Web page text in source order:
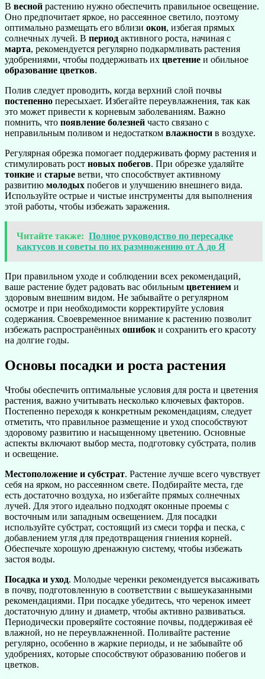
В весной растению нужно обеспечить правильное освещение.
Оно предпочитает яркое, но рассеянное светило, поэтому
оптимально размещать его вблизи окон, избегая прямых
солнечных лучей. В период активного роста, начиная с
марта, рекомендуется регулярно подкармливать растения
удобрениями, чтобы поддерживать их цветение и обильное
образование цветков.
Полив следует проводить, когда верхний слой почвы
постепенно пересыхает. Избегайте переувлажнения, так как
это может привести к корневым заболеваниям. Важно
помнить, что появление болезней часто связано с
неправильным поливом и недостатком влажности в воздухе.
Регулярная обрезка помогает поддерживать форму растения и
стимулировать рост новых побегов. При обрезке удаляйте
тонкие и старые ветви, что способствует активному
развитию молодых побегов и улучшению внешнего вида.
Используйте острые и чистые инструменты для выполнения
этой работы, чтобы избежать заражения.
Читайте также: Полное руководство по пересадке
кактусов и советы по их размножению от А до Я
При правильном уходе и соблюдении всех рекомендаций,
ваше растение будет радовать вас обильным цветением и
здоровым внешним видом. Не забывайте о регулярном
осмотре и при необходимости корректируйте условия
содержания. Своевременное внимание к растению позволит
избежать распространённых ошибок и сохранить его красоту
на долгие годы.
Основы посадки и роста растения
Чтобы обеспечить оптимальные условия для роста и цветения
растения, важно учитывать несколько ключевых факторов.
Постепенно переходя к конкретным рекомендациям, следует
отметить, что правильное размещение и уход способствуют
здоровому развитию и насыщенному цветению. Основные
аспекты включают выбор места, подготовку субстрата, полив
и освещение.
Местоположение и субстрат. Растение лучше всего чувствует
себя на ярком, но рассеянном свете. Подбирайте места, где
есть достаточно воздуха, но избегайте прямых солнечных
лучей. Для этого идеально подходят оконные проемы с
восточным или западным освещением. Для посадки
используйте субстрат, состоящий из смеси торфа и песка, с
добавлением угля для предотвращения гниения корней.
Обеспечьте хорошую дренажную систему, чтобы избежать
застоя воды.
Посадка и уход. Молодые черенки рекомендуется высаживать
в почву, подготовленную в соответствии с вышеуказанными
рекомендациями. При посадке убедитесь, что черенок имеет
достаточную длину и диаметр, чтобы активно развиваться.
Периодически проверяйте состояние почвы, поддерживая её
влажной, но не переувлажненной. Поливайте растение
регулярно, особенно в жаркие периоды, и не забывайте об
удобрениях, которые способствуют образованию побегов и
цветков.